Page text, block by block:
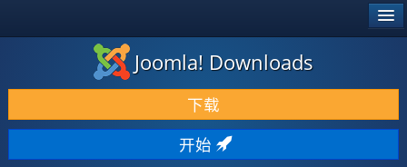
下载 & 扩展
发现 & 学习
社区 & 支持
Joomla! Downloads
下载
开始